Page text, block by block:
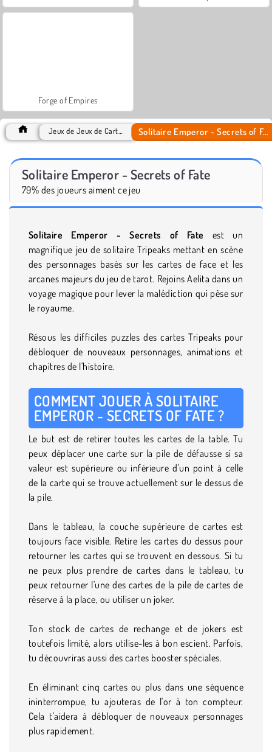
Forge of Empires
Solitaire Emperor - Secrets of Fate
Solitaire Emperor - Secrets of Fate
79% des joueurs aiment ce jeu
Solitaire Emperor - Secrets of Fate est un
magnifique jeu de solitaire Tripeaks mettant en scène
des personnages basés sur les cartes de face et les
arcanes majeurs du jeu de tarot. Rejoins Aelita dans un
voyage magique pour lever la malédiction qui pèse sur
le royaume.
Résous les difficiles puzzles des cartes Tripeaks pour
débloquer de nouveaux personnages, animations et
chapitres de l'histoire.
COMMENT JOUER À SOLITAIRE
EMPEROR - SECRETS OF FATE ?
Le but est de retirer toutes les cartes de la table. Tu
peux déplacer une carte sur la pile de défausse si sa
valeur est supérieure ou inférieure d'un point à celle
de la carte qui se trouve actuellement sur le dessus de
la pile.
Dans le tableau, la couche supérieure de cartes est
toujours face visible. Retire les cartes du dessus pour
retourner les cartes qui se trouvent en dessous. Si tu
ne peux plus prendre de cartes dans le tableau, tu
peux retourner l'une des cartes de la pile de cartes de
réserve à la place, ou utiliser un joker.
Ton stock de cartes de rechange et de jokers est
toutefois limité, alors utilise-les à bon escient. Parfois,
tu découvriras aussi des cartes booster spéciales.
En éliminant cinq cartes ou plus dans une séquence
ininterrompue, tu ajouteras de l'or à ton compteur.
Cela t'aidera à débloquer de nouveaux personnages
plus rapidement.